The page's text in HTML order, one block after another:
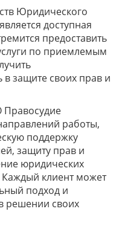
Юридического
доступная
предоставить
по приемлемым
защите своих прав и
работы,
поддержку
защиту прав и
юридических
Каждый клиент может
подход и
решении своих